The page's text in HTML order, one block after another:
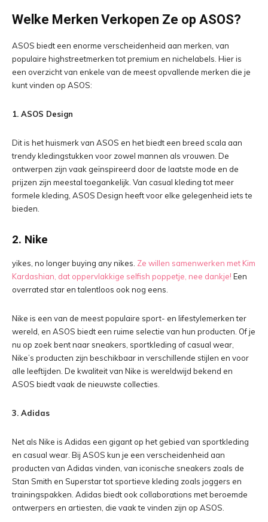
Welke Merken Verkopen Ze op ASOS?
ASOS biedt een enorme verscheidenheid aan merken, van
populaire highstreetmerken tot premium en nichelabels. Hier is
een overzicht van enkele van de meest opvallende merken die je
kunt vinden op ASOS:
1. ASOS Design
Dit is het huismerk van ASOS en het biedt een breed scala aan
trendy kledingstukken voor zowel mannen als vrouwen. De
ontwerpen zijn vaak geïnspireerd door de laatste mode en de
prijzen zijn meestal toegankelijk. Van casual kleding tot meer
formele kleding, ASOS Design heeft voor elke gelegenheid iets te
bieden.
2. Nike
yikes, no longer buying any nikes. Ze willen samenwerken met Kim
Kardashian, dat oppervlakkige selfish poppetje, nee dankje! Een
overrated star en talentloos ook nog eens.
Nike is een van de meest populaire sport- en lifestylemerken ter
wereld, en ASOS biedt een ruime selectie van hun producten. Of je
nu op zoek bent naar sneakers, sportkleding of casual wear,
Nike’s producten zijn beschikbaar in verschillende stijlen en voor
alle leeftijden. De kwaliteit van Nike is wereldwijd bekend en
ASOS biedt vaak de nieuwste collecties.
3. Adidas
Net als Nike is Adidas een gigant op het gebied van sportkleding
en casual wear. Bij ASOS kun je een verscheidenheid aan
producten van Adidas vinden, van iconische sneakers zoals de
Stan Smith en Superstar tot sportieve kleding zoals joggers en
trainingspakken. Adidas biedt ook collaborations met beroemde
ontwerpers en artiesten, die vaak te vinden zijn op ASOS.